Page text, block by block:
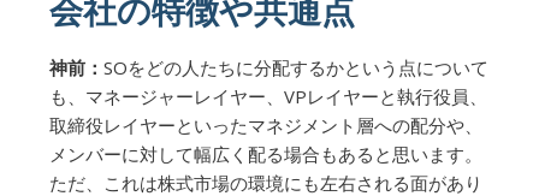
会社の特徴や共通点
神前： SOをどの人たちに分配するかという点について
も、マネージャーレイヤー、VPレイヤーと執行役員、
取締役レイヤーといったマネジメント層への配分や、
メンバーに対して幅広く配る場合もあると思います。
ただ、これは株式市場の環境にも左右される面があり